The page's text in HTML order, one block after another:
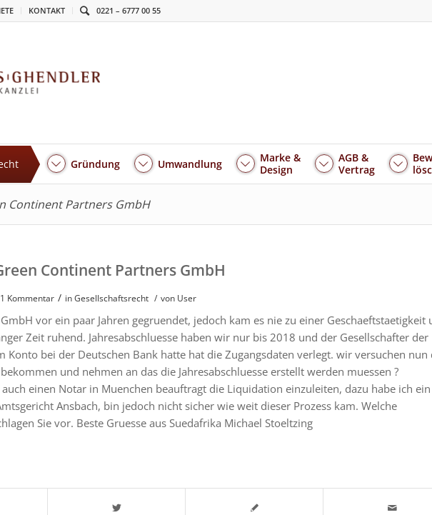
KONTAKT 0221 – 6777 00 55
Gründung Umwandlung
Marke &
Design
AGB &
Vertrag
Continent Partners GmbH
Continent Partners GmbH
1 Kommentar / inGesellschaftsrecht / von User
vor ein paar Jahren gegruendet, jedoch kam es nie zu einer Geschaeftstaetigkeit
Zeit ruhend. Jahresabschluesse haben wir nur bis 2018 und der Gesellschafter der
Konto bei der Deutschen Bank hatte hat die Zugangsdaten verlegt. wir versuchen nun
und nehmen an das die Jahresabschluesse erstellt werden muessen ?
einen Notar in Muenchen beauftragt die Liquidation einzuleiten, dazu habe ich ein
Ansbach, bin jedoch nicht sicher wie weit dieser Prozess kam. Welche
Sie vor. Beste Gruesse aus Suedafrika Michael Stoeltzing